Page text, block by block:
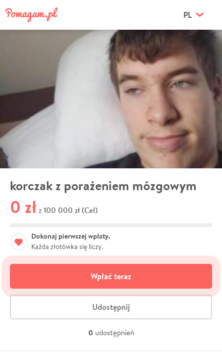
PL
korczak z porażeniem mózgowym
0 zł z 100 000 zł (Cel)
Dokonaj pierwszej wpłaty.
Każda złotówka się liczy.
Wpłać teraz
Udostępnij
0 udostępnień